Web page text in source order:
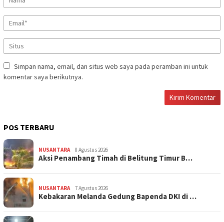
Simpan nama, email, dan situs web saya pada peramban ini untuk
komentar saya berikutnya.
POS TERBARU
NUSANTARA 8 Agustus 2026
Aksi Penambang Timah di Belitung Timur B…
NUSANTARA 7 Agustus 2026
Kebakaran Melanda Gedung Bapenda DKI di …